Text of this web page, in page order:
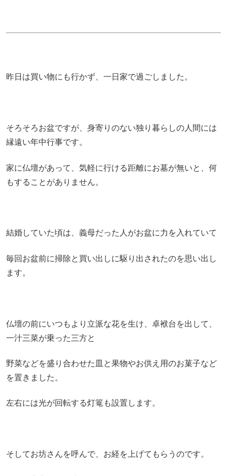
昨日は買い物にも行かず、一日家で過ごしました。
そろそろお盆ですが、身寄りのない独り暮らしの人間には
縁遠い年中行事です。
家に仏壇があって、気軽に行ける距離にお墓が無いと、何
もすることがありません。
結婚していた頃は、義母だった人がお盆に力を入れていて
毎回お盆前に掃除と買い出しに駆り出されたのを思い出し
ます。
仏壇の前にいつもより立派な花を生け、卓袱台を出して、
一汁三菜が乗った三方と
野菜などを盛り合わせた皿と果物やお供え用のお菓子など
を置きました。
左右には光が回転する灯篭も設置します。
そしてお坊さんを呼んで、お経を上げてもらうのです。